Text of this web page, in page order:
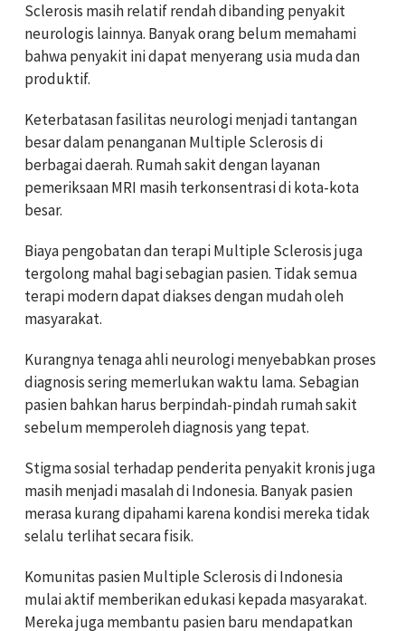
Sclerosis masih relatif rendah dibanding penyakit
neurologis lainnya. Banyak orang belum memahami
bahwa penyakit ini dapat menyerang usia muda dan
produktif.
Keterbatasan fasilitas neurologi menjadi tantangan
besar dalam penanganan Multiple Sclerosis di
berbagai daerah. Rumah sakit dengan layanan
pemeriksaan MRI masih terkonsentrasi di kota-kota
besar.
Biaya pengobatan dan terapi Multiple Sclerosis juga
tergolong mahal bagi sebagian pasien. Tidak semua
terapi modern dapat diakses dengan mudah oleh
masyarakat.
Kurangnya tenaga ahli neurologi menyebabkan proses
diagnosis sering memerlukan waktu lama. Sebagian
pasien bahkan harus berpindah-pindah rumah sakit
sebelum memperoleh diagnosis yang tepat.
Stigma sosial terhadap penderita penyakit kronis juga
masih menjadi masalah di Indonesia. Banyak pasien
merasa kurang dipahami karena kondisi mereka tidak
selalu terlihat secara fisik.
Komunitas pasien Multiple Sclerosis di Indonesia
mulai aktif memberikan edukasi kepada masyarakat.
Mereka juga membantu pasien baru mendapatkan